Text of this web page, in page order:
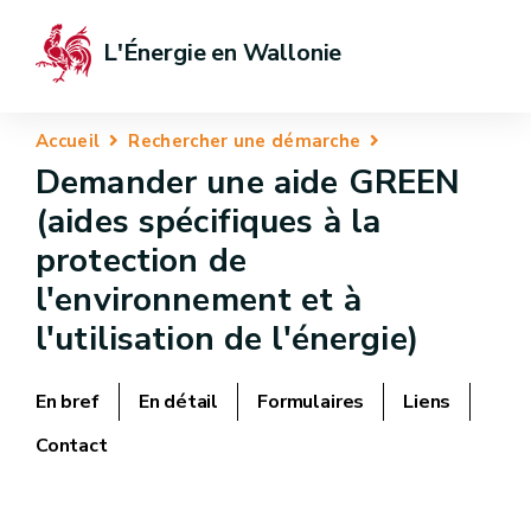
L'Énergie en Wallonie
Accueil Rechercher une démarche
Demander une aide GREEN
(aides spécifiques à la
protection de
l'environnement et à
l'utilisation de l'énergie)
En bref En détail Formulaires
Liens
Contact